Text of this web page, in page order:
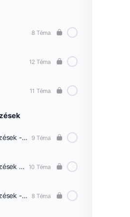
8 Téma
12 Téma
11 Téma
Munka, energia, ütközések - Elmélet 9 Téma
Munka, energia, ütközések - Teszt 10 Téma
Munka, energia, ütközések - Feladatok 8 Téma